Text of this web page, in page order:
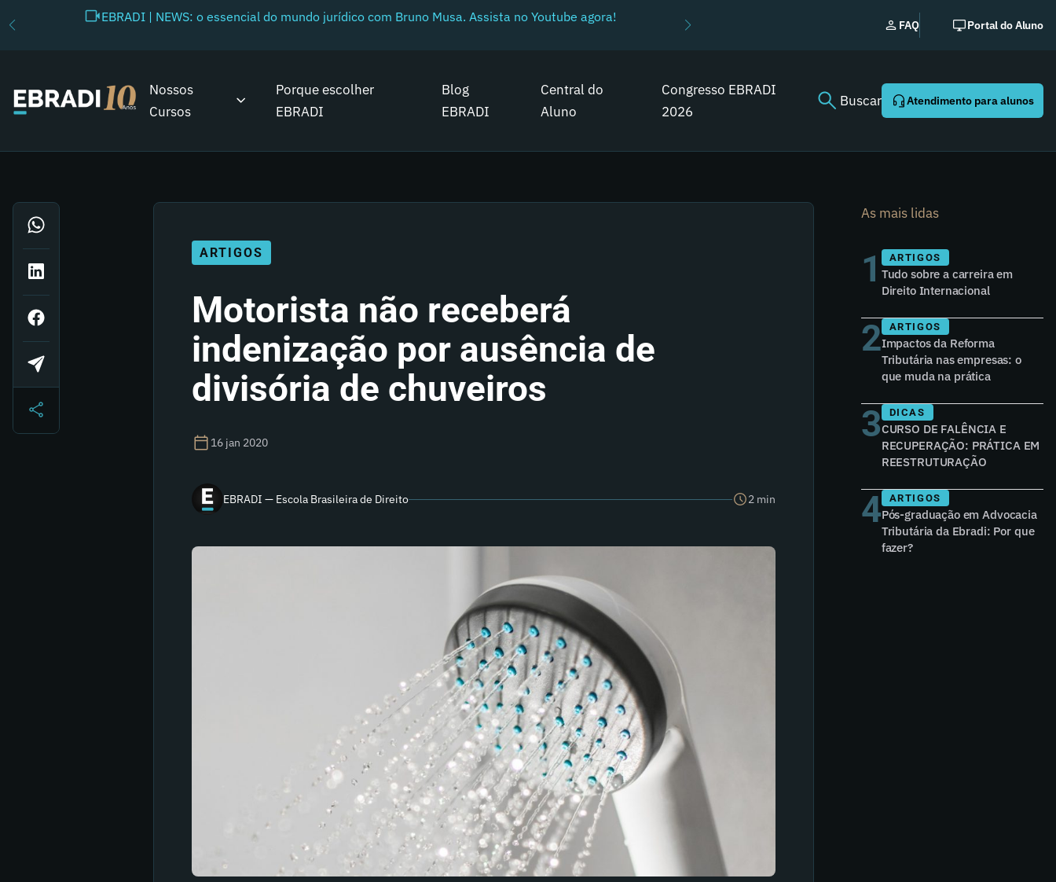
EBRADI | NEWS: o essencial do mundo jurídico com Bruno Musa. Assista no Youtube agora!
FAQ Portal do Aluno
Nossos
Cursos
Porque escolher
EBRADI
Blog
EBRADI
Central do
Aluno
Congresso EBRADI
2026
Buscar Atendimento para alunos
ARTIGOS
Motorista não receberá
indenização por ausência de
divisória de chuveiros
16 jan 2020
EBRADI — Escola Brasileira de Direito 2 min
As mais lidas
1 ARTIGOS
Tudo sobre a carreira em
Direito Internacional
2 ARTIGOS
Impactos da Reforma
Tributária nas empresas: o
que muda na prática
3 DICAS
CURSO DE FALÊNCIA E
RECUPERAÇÃO: PRÁTICA EM
REESTRUTURAÇÃO
4 ARTIGOS
Pós-graduação em Advocacia
Tributária da Ebradi: Por que
fazer?